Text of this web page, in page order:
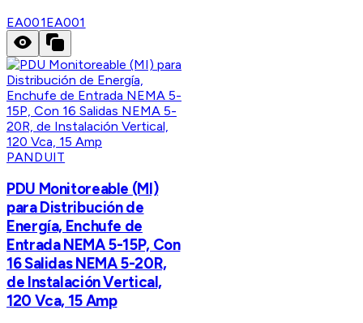
EA001EA001
PANDUIT
PDU Monitoreable (MI)
para Distribución de
Energía, Enchufe de
Entrada NEMA 5-15P, Con
16 Salidas NEMA 5-20R,
de Instalación Vertical,
120 Vca, 15 Amp